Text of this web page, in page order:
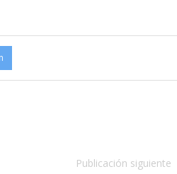
Publicación siguiente